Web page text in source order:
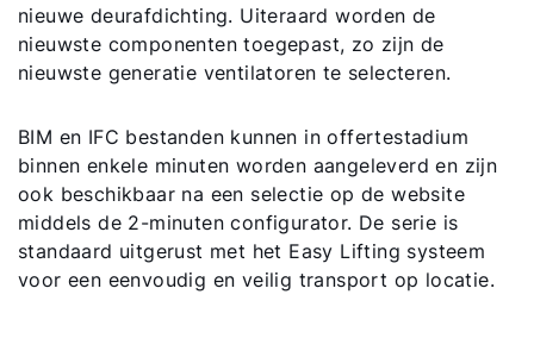
nieuwe deurafdichting. Uiteraard worden de
nieuwste componenten toegepast, zo zijn de
nieuwste generatie ventilatoren te selecteren.
BIM en IFC bestanden kunnen in offertestadium
binnen enkele minuten worden aangeleverd en zijn
ook beschikbaar na een selectie op de website
middels de 2-minuten configurator. De serie is
standaard uitgerust met het Easy Lifting systeem
voor een eenvoudig en veilig transport op locatie.